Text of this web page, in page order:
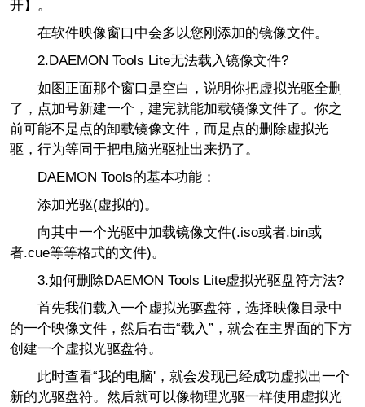
开】。
在软件映像窗口中会多以您刚添加的镜像文件。
2.DAEMON Tools Lite无法载入镜像文件?
如图正面那个窗口是空白，说明你把虚拟光驱全删
了，点加号新建一个，建完就能加载镜像文件了。你之
前可能不是点的卸载镜像文件，而是点的删除虚拟光
驱，行为等同于把电脑光驱扯出来扔了。
DAEMON Tools的基本功能：
添加光驱(虚拟的)。
向其中一个光驱中加载镜像文件(.iso或者.bin或
者.cue等等格式的文件)。
3.如何删除DAEMON Tools Lite虚拟光驱盘符方法?
首先我们载入一个虚拟光驱盘符，选择映像目录中
的一个映像文件，然后右击“载入”，就会在主界面的下方
创建一个虚拟光驱盘符。
此时查看“我的电脑'，就会发现已经成功虚拟出一个
新的光驱盘符。然后就可以像物理光驱一样使用虚拟光